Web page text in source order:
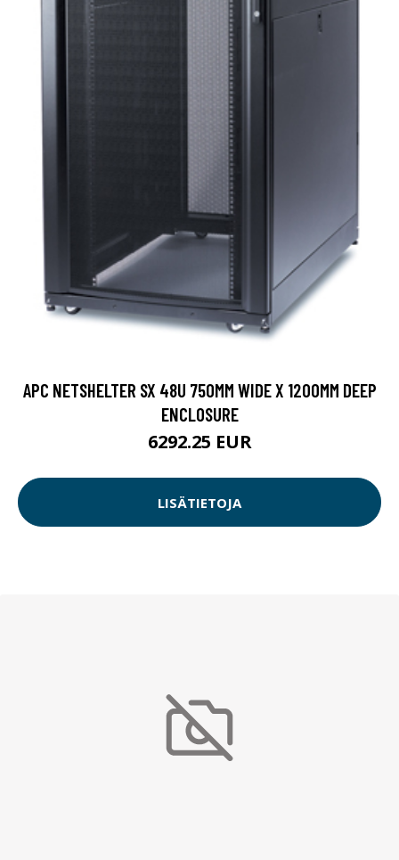
APC NETSHELTER SX 48U 750MM WIDE X 1200MM DEEP
ENCLOSURE
6292.25 EUR
LISÄTIETOJA